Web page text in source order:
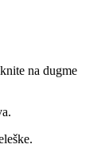
na dugme